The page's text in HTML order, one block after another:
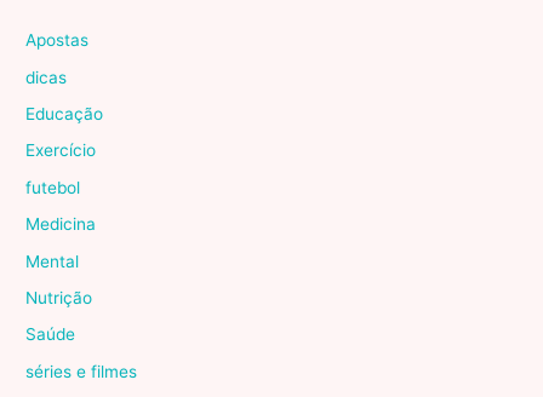
Apostas
dicas
Educação
Exercício
futebol
Medicina
Mental
Nutrição
Saúde
séries e filmes